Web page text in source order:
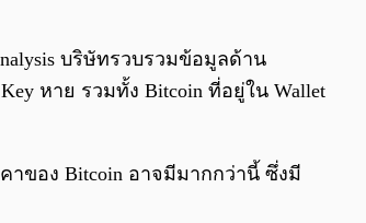
บริษัทรวบรวมข้อมูลด้าน
หาย รวมทั้ง Bitcoin ที่อยู่ใน Wallet
าของ Bitcoin อาจมีมากกว่านี้ ซึ่งมี